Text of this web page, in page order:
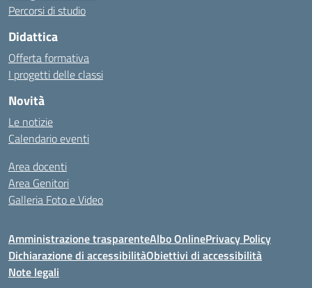
Percorsi di studio
Didattica
Offerta formativa
I progetti delle classi
Novità
Le notizie
Calendario eventi
Area docenti
Area Genitori
Galleria Foto e Video
Amministrazione trasparenteAlbo OnlinePrivacy Policy
Dichiarazione di accessibilitàObiettivi di accessibilità
Note legali